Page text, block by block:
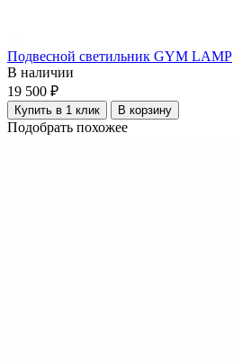
Подвесной светильник GYM LAMP
В наличии
19 500 ₽
Купить в 1 клик В корзину
Подобрать похожее